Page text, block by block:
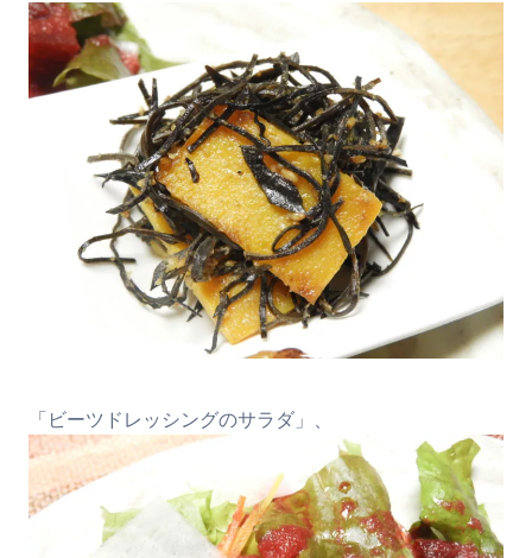
「ビーツドレッシングのサラダ」、